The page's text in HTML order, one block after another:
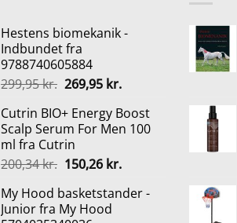
Hestens biomekanik -
Indbundet fra
9788740605884
299,95kr. Den
pris
var:
299,95 kr..
269,95 kr.Den
pris
er:
Cutrin BIO+ Energy Boost
Scalp Serum For Men 100
ml fra Cutrin
200,34kr. Den
pris
var:
150,26 kr.Den
pris
My Hood basketstander -
Junior fra My Hood